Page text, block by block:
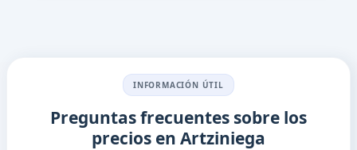
INFORMACIÓN ÚTIL
Preguntas frecuentes sobre los
precios en Artziniega